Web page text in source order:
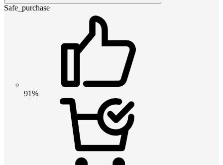
Safe_purchase
91%